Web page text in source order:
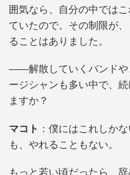
囲気なら、自分の中では
ていたので。その制限が
ることはありました。
――解散していくバンドや
ージシャンも多い中で、
ますか？
マコト ：僕にはこれしか
も、やれることもない。
もっと若い頃だったら、